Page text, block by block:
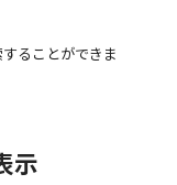
ることができま
示